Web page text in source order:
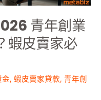
青年創業
蝦皮賣家必
, 蝦皮賣家貸款, 青年創